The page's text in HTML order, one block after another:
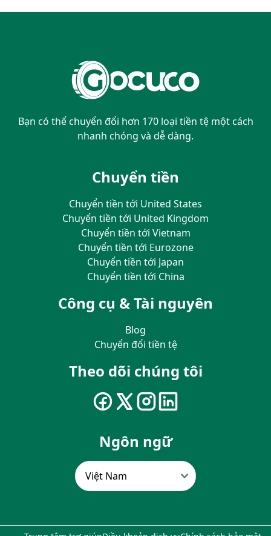
Bạn có thể chuyển đổi hơn 170 loại tiền tệ một cách
nhanh chóng và dễ dàng.
Chuyển tiền
Chuyển tiền tới United States
Chuyển tiền tới United Kingdom
Chuyển tiền tới Vietnam
Chuyển tiền tới Eurozone
Chuyển tiền tới Japan
Chuyển tiền tới China
Công cụ & Tài nguyên
Blog
Chuyển đổi tiền tệ
Theo dõi chúng tôi
Ngôn ngữ